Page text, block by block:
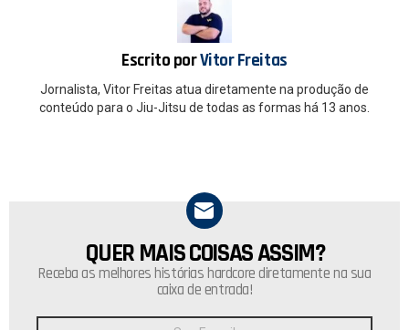
Escrito porVitor Freitas
Jornalista, Vitor Freitas atua diretamente na produção de
conteúdo para o Jiu-Jitsu de todas as formas há 13 anos.
NEWSLETTER
QUER MAIS COISAS ASSIM?
Receba as melhores histórias hardcore diretamente na sua
caixa de entrada!
Endereço